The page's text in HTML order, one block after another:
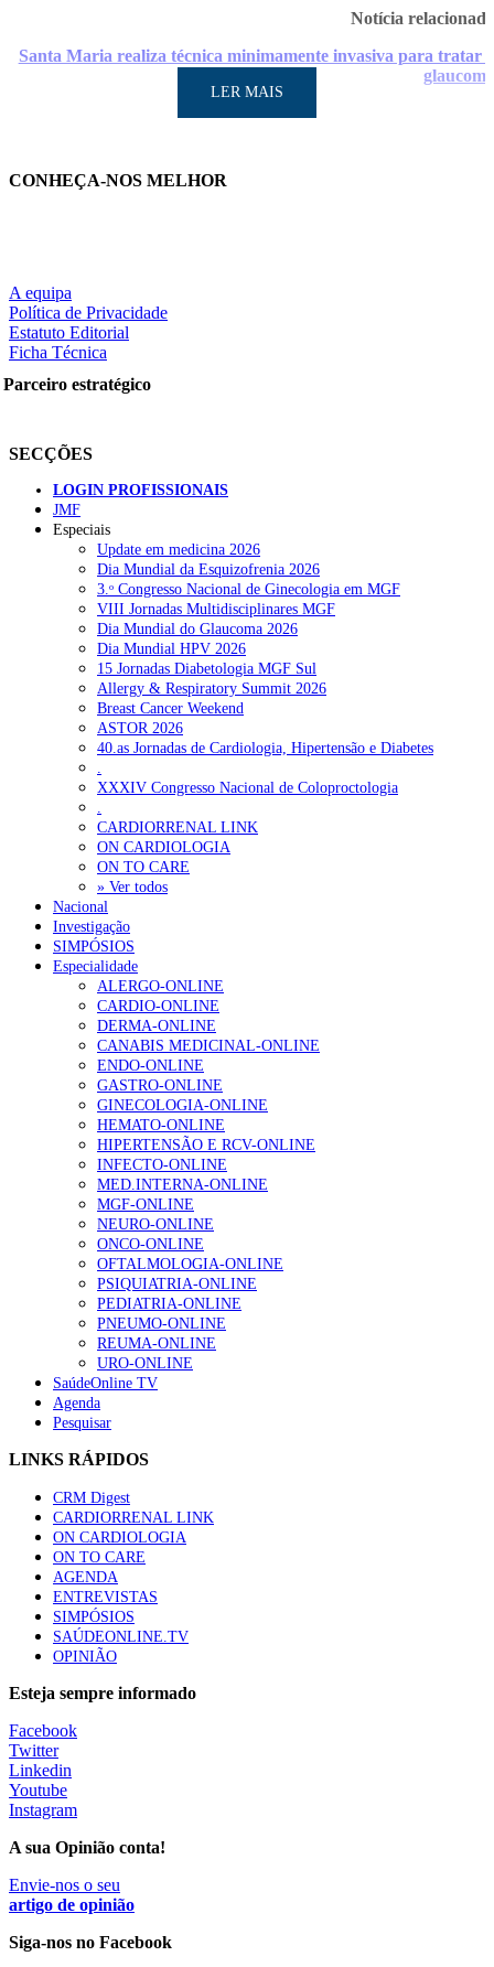
Notícia relacionada
Santa Maria realiza técnica minimamente invasiva para tratar o
glaucoma
Partilhe nas redes sociais:
NOTÍCIAS RECENTES
Quase 11.900 jovens recorreram aos cheques psicólogo e
nutricionista no primeiro mês 7 de Agosto, 2026
ULS de Coimbra estreia cirurgia endoscópica do ouvido com
apoio robótico em Portugal 7 de Agosto, 2026
Enfermeiros exigem esclarecimentos sobre eventual gestão
privada da ULS do Algarve 7 de Agosto, 2026
Ordem dos Médicos alerta para riscos no novo sistema de acesso
a consultas e cirurgias
Portugal está a formar os médicos de que precisa?
2026
NOTÍCIAS MAIS LIDAS
Enfermagem Forense. “Da urgência ao tribunal, cada
gesto conta e cada profissional faz a diferença”
203 visualizações
1.º Episódio do Podcast “Frequência Cardio – Sintoniza-
te na Insuficiência Cardíaca” da Bayer
169 visualizações
Alguns milhares de utentes podem ficar sem médico de
família com nova regras do registo, alerta associação
132 visualizações
“Os programas de rastreio do cancro do pulmão são
custo-efetivos e representam um investimento
sustentável para os sistemas de saúde”
93 visualizações
Quase quatro em cada dez doentes com enfarte
87 visualizações
Trodelvy aprovado para primeira linha no cancro da
mama triplo negativo metastático em doentes não
elegíveis para inibidores PD-(L)1
61 visualizações
MAIS NOTÍCIAS
Quase 11.900 jovens recorreram aos cheques psicólogo e
nutricionista no primeiro mês
7 Ago, 2026
ULS de Coimbra estreia cirurgia endoscópica do ouvido com
apoio robótico em Portugal
7 Ago, 2026 0 Comments
LER MAIS
CONHEÇA-NOS MELHOR
A equipa
Política de Privacidade
Estatuto Editorial
Ficha Técnica
Parceiro estratégico
SECÇÕES
LOGIN PROFISSIONAIS
JMF
Especiais
Update em medicina 2026
Dia Mundial da Esquizofrenia 2026
3.ᵒ Congresso Nacional de Ginecologia em MGF
VIII Jornadas Multidisciplinares MGF
Dia Mundial do Glaucoma 2026
Dia Mundial HPV 2026
15 Jornadas Diabetologia MGF Sul
Allergy & Respiratory Summit 2026
Breast Cancer Weekend
ASTOR 2026
40.as Jornadas de Cardiologia, Hipertensão e Diabetes
.
XXXIV Congresso Nacional de Coloproctologia
.
CARDIORRENAL LINK
ON CARDIOLOGIA
ON TO CARE
» Ver todos
Nacional
Investigação
SIMPÓSIOS
Especialidade
ALERGO-ONLINE
CARDIO-ONLINE
DERMA-ONLINE
CANABIS MEDICINAL-ONLINE
ENDO-ONLINE
GASTRO-ONLINE
GINECOLOGIA-ONLINE
HEMATO-ONLINE
HIPERTENSÃO E RCV-ONLINE
INFECTO-ONLINE
MED.INTERNA-ONLINE
MGF-ONLINE
NEURO-ONLINE
ONCO-ONLINE
OFTALMOLOGIA-ONLINE
PSIQUIATRIA-ONLINE
PEDIATRIA-ONLINE
PNEUMO-ONLINE
REUMA-ONLINE
URO-ONLINE
SaúdeOnline TV
Agenda
Pesquisar
LINKS RÁPIDOS
CRM Digest
CARDIORRENAL LINK
ON CARDIOLOGIA
ON TO CARE
AGENDA
ENTREVISTAS
SIMPÓSIOS
SAÚDEONLINE.TV
OPINIÃO
Esteja sempre informado
Facebook
Twitter
Linkedin
Youtube
Instagram
A sua Opinião conta!
Envie-nos o seu
artigo de opinião
Siga-nos no Facebook